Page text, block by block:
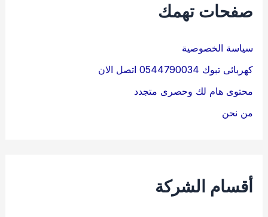
صفحات تهمك
سياسة الخصوصية
كهربائى تبوك 0544790034 اتصل الان
محتوى هام لك وحصرى متجدد
من نحن
أقسام الشركة